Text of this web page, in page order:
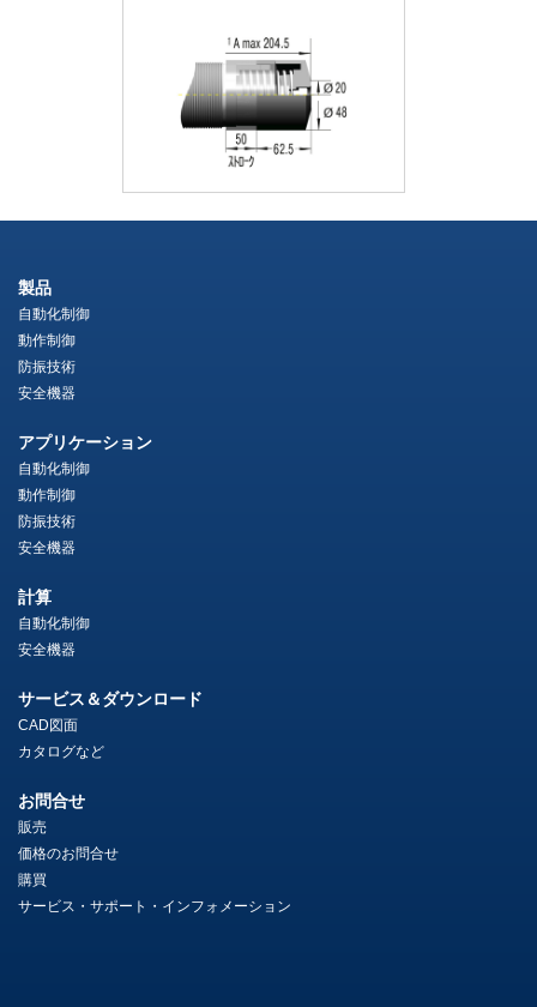
製品
自動化制御
動作制御
防振技術
安全機器
アプリケーション
自動化制御
動作制御
防振技術
安全機器
計算
自動化制御
安全機器
サービス＆ダウンロード
CAD図面
カタログなど
お問合せ
販売
価格のお問合せ
購買
サービス・サポート・インフォメーション